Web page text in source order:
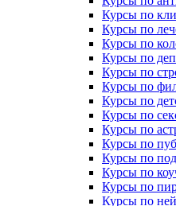
Курсы по
Курсы по
Курсы по
Курсы по
Курсы по
Курсы по
Курсы по
Курсы по
Курсы по
Курсы по
Курсы по
Курсы по
Курсы по
Курсы по